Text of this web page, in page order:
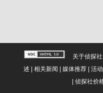
关于侦探社
述
相关新闻 媒体推荐| 活
|侦探社价